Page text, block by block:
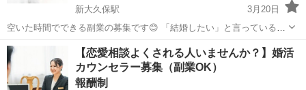
新大久保駅
3月20日
空いた時間でできる副業の募集です😊 「結婚したい」と言っている方
を 婚活サービスにご紹介いただくお仕事です。 やることはシンプルで
紹介するだけでOK。 営業・説明・面談・契約などは すべてこちらで
対応します。 【報...
東京 新大久保駅 その他 オンライン
【恋愛相談よくされる人いませんか？】婚活
カウンセラー募集（副業OK）
報酬制